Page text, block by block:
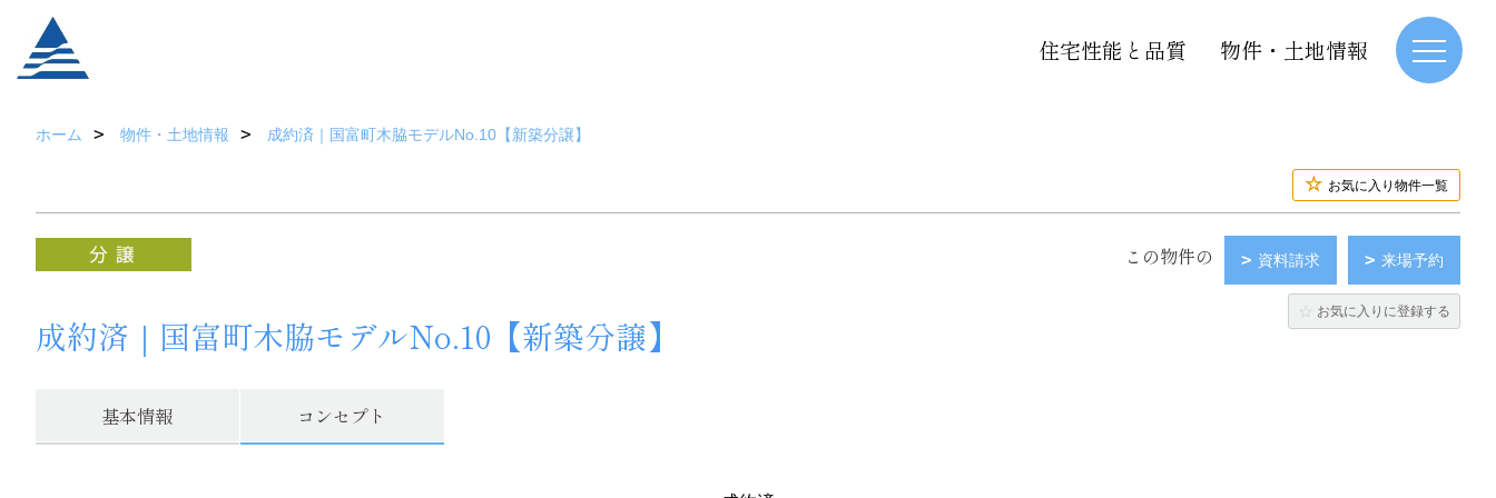
住宅性能と品質 物件・土地情報
ホーム 物件・土地情報 成約済｜国富町木脇モデルNo.10【新築分譲】
お気に入り物件一覧
成約済｜国富町木脇モデルNo.10【新築分譲】
お気に入りに登録する
この物件の 資料請求 来場予約
基本情報 コンセプト